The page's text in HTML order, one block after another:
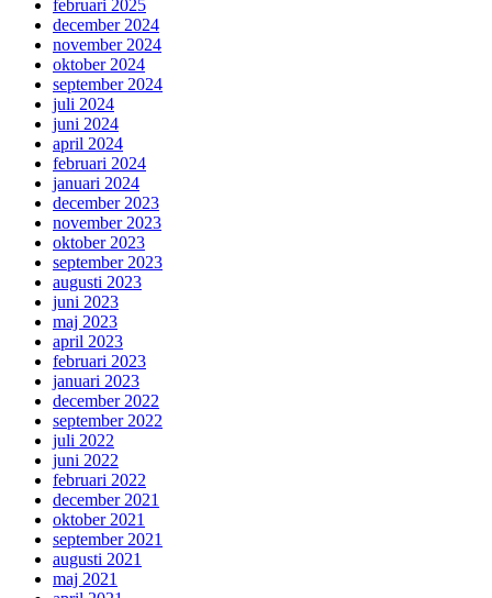
februari 2025
december 2024
november 2024
oktober 2024
september 2024
juli 2024
juni 2024
april 2024
februari 2024
januari 2024
december 2023
november 2023
oktober 2023
september 2023
augusti 2023
juni 2023
maj 2023
april 2023
februari 2023
januari 2023
december 2022
september 2022
juli 2022
juni 2022
februari 2022
december 2021
oktober 2021
september 2021
augusti 2021
maj 2021